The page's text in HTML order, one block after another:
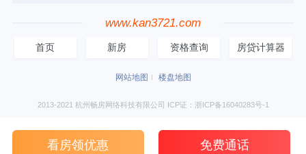
www.kan3721.com
首页 新房 资格查询 房贷计算器
网站地图 楼盘地图
2013-2021 杭州畅房网络科技有限公司 ICP证：浙ICP备16040283号-1
看房领优惠 免费通话